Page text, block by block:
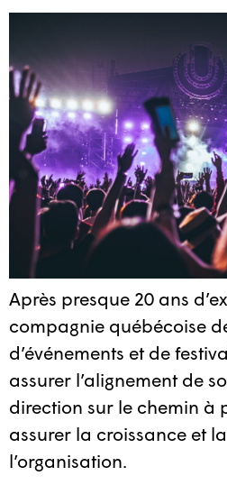
Après presque 20 ans
compagnie québécoise
d’événements et de
assurer l’alignement de
direction sur le chemin à
assurer la croissance et
l’organisation.